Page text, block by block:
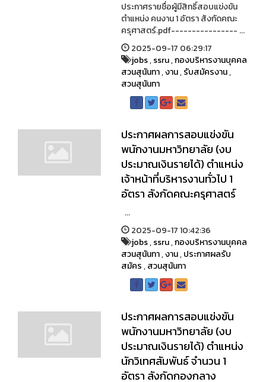
ประกาศรายชื่อผู้มีสิทธิ์สอบแข่งขัน
ตำแหน่ง คนงาน 1 อัตรา สังกัดคณะ
ครุศาสตร์.pdf---------------- ...
2025-09-17 06:29:17
jobs,ssru,กองบริหารงานบุคคล
สวนสุนันทา,งาน,รับสมัครงาน,
สวนสุนันทา
ประกาศผลการสอบแข่งขัน
พนักงานมหาวิทยาลัย (งบ
ประมาณเงินรายได้) ตำแหน่ง
เจ้าหน้าที่บริหารงานทั่วไป 1
อัตรา สังกัดคณะครุศาสตร์
...
2025-09-17 10:42:36
jobs,ssru,กองบริหารงานบุคคล
สวนสุนันทา,งาน,ประกาศผลรับ
สมัคร,สวนสุนันทา
ประกาศผลการสอบแข่งขัน
พนักงานมหาวิทยาลัย (งบ
ประมาณเงินรายได้) ตำแหน่ง
นักวิเทศสัมพันธ์ จำนวน 1
อัตรา สังกัดกองกลาง